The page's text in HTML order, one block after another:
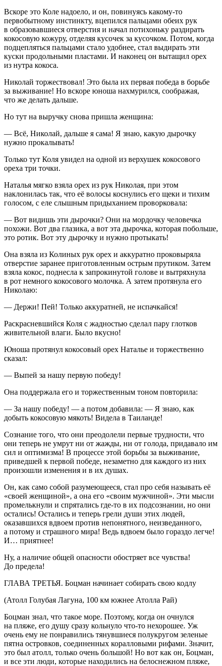
Вскоре это Коле надоело, и он, повинуясь какому-то
первобытному инстинкту, вцепился пальцами обеих рук
в образовавшиеся отверстия и начал потихоньку раздирать
кокосовую кожуру, отделяя кусочек за кусочком. Потом, когда
подцепляться пальцами стало удобнее, стал выдирать эти
куски продольными пластами. И наконец он вытащил орех
из нутра кокоса.
Николай торжествовал! Это была их первая победа в борьбе
за выживание! Но вскоре юноша нахмурился, соображая,
что же делать дальше.
Но тут на выручку снова пришла женщина:
— Всё, Николай, дальше я сама! Я знаю, какую дырочку
нужно прокалывать!
Только тут Коля увидел на одной из верхушек кокосового
ореха три точки.
Наталья мягко взяла орех из рук Николая, при этом
наклонилась так, что её волосы коснулись его щеки и тихим
голосом, с еле слышным придыханием проворковала:
— Вот видишь эти дырочки? Они на мордочку человечка
похожи. Вот два глазика, а вот эта дырочка, которая побольше,
это ротик. Вот эту дырочку и нужно протыкать!
Она взяла из Колиных рук орех и аккуратно проковыряла
отверстие заранее приготовленным острым прутиком. Затем
взяла кокос, поднесла к запрокинутой голове и вытряхнула
в рот немного кокосового молочка. А затем протянула его
Николаю:
— Держи! Пей! Только аккуратней, не испачкайся!
Раскрасневшийся Коля с жадностью сделал пару глотков
живительной влаги. Было вкусно!
Юноша протянул кокосовый орех Наталье и торжественно
сказал:
— Выпей за нашу первую победу!
Она поддержала его и торжественным тоном повторила:
— За нашу победу! — а потом добавила: — Я знаю, как
добыть кокосовую мякоть! Видела в Таиланде!
Сознание того, что они преодолели первые трудности, что
они теперь не умрут ни от жажды, ни от голода, придавало им
сил и оптимизма! В процессе этой борьбы за выживание,
приведшей к первой победе, незаметно для каждого из них
произошли изменения и в их душах.
Он, как само собой разумеющееся, стал про себя называть её
«своей женщиной», а она его «своим мужчиной». Эти мысли
промелькнули и спрятались где-то в их подсознании, но они
остались! Остались и теперь грели души этих людей,
оказавшихся вдвоем против непонятного, неизведанного,
а потому и страшного мира! Ведь вдвоем было гораздо легче!
И… приятнее!
Ну, а наличие общей опасности обостряет все чувства!
До предела!
ГЛАВА ТРЕТЬЯ. Боцман начинает собирать свою кодлу
(Атолл Голубая Лагуна, 100 км южнее Атолла Рай)
Боцман знал, что такое море. Поэтому, когда он очнулся
на пляже, его душу сразу кольнуло что-то нехорошее. Уж
очень ему не понравились тянувшиеся полукругом зеленые
пятна островков, соединенных коралловыми рифами. Значит,
это был атолл, только очень большой! Но вот как он, Боцман,
и все эти люди, которые находились на белоснежном пляже,